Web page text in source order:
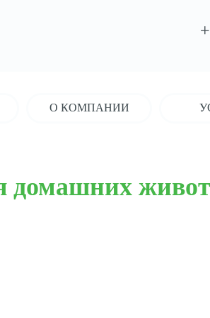
О КОМПАНИИ
домашних